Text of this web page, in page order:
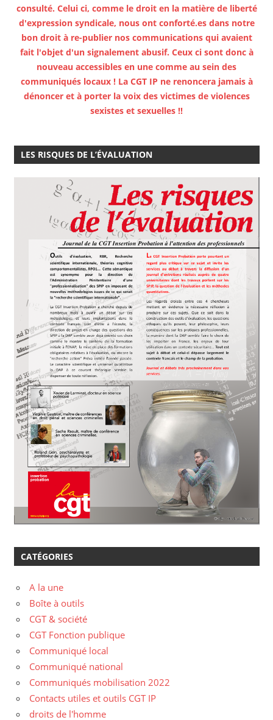
consulté. Celui ci, comme le droit en la matière de liberté
d'expression syndicale, nous ont conforté.es dans notre
bon droit à re-publier nos communications qui avaient
fait l'objet d'un signalement abusif. Ceux ci sont donc à
nouveau accessibles en une comme au sein des
communiqués locaux ! La CGT IP ne renoncera jamais à
dénoncer et à porter la voix des victimes de violences
sexistes et sexuelles !!
LES RISQUES DE L’ÉVALUATION
CATÉGORIES
A la une
Boîte à outils
CGT & société
CGT Fonction publique
Communiqué local
Communiqué national
Communiqués mobilisation 2022
Contacts utiles et outils CGT IP
droits de l'homme